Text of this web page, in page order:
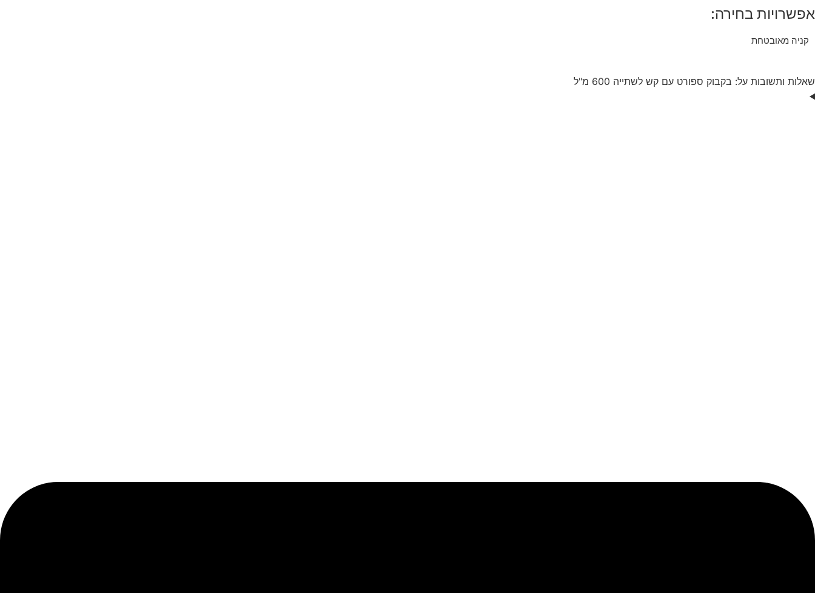
אפשרויות בחירה:
קניה מאובטחת
שאלות ותשובות על: בקבוק ספורט עם קש לשתייה 600 מ"ל